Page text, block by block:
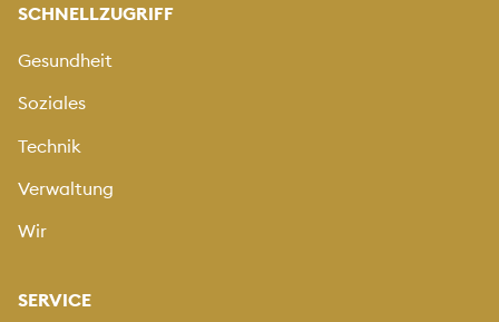
SCHNELLZUGRIFF
Gesundheit
Soziales
Technik
Verwaltung
Wir
SERVICE